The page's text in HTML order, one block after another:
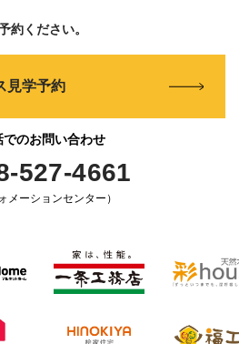
約ください。
見学予約
でのお問い合わせ
527-4661
メーションセンター）